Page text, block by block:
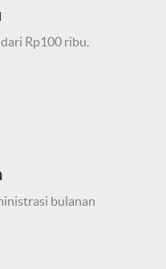
Rp100 ribu.
bulanan